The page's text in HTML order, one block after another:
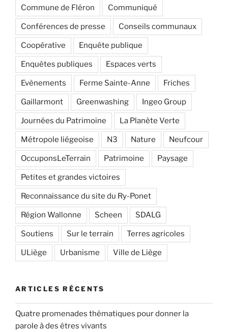
Commune de Fléron Communiqué
Conférences de presse Conseils communaux
Coopérative Enquête publique
Enquêtes publiques Espaces verts
Evènements Ferme Sainte-Anne Friches
Gaillarmont Greenwashing Ingeo Group
Journées du Patrimoine La Planète Verte
Métropole liégeoise N3 Nature Neufcour
OccuponsLeTerrain Patrimoine Paysage
Petites et grandes victoires
Reconnaissance du site du Ry-Ponet
Région Wallonne Scheen SDALG
Soutiens Sur le terrain Terres agricoles
ULiège Urbanisme Ville de Liège
ARTICLES RÉCENTS
Quatre promenades thématiques pour donner la
parole à des êtres vivants